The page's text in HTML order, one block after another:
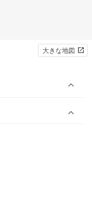
大きな地図